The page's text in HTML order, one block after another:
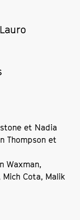
et Nadia
Thompson et
Waxman,
Cota, Malik